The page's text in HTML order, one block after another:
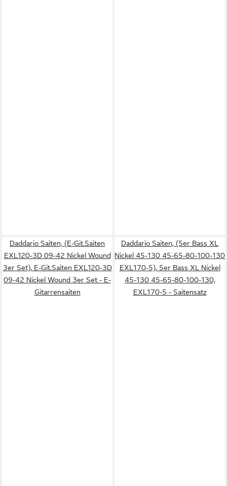
Daddario Saiten, (E-Git.Saiten
EXL120-3D 09-42 Nickel Wound
3er Set), E-Git.Saiten EXL120-3D
09-42 Nickel Wound 3er Set - E-
Gitarrensaiten
Daddario Saiten, (5er Bass XL
Nickel 45-130 45-65-80-100-130
EXL170-5), 5er Bass XL Nickel
45-130 45-65-80-100-130,
EXL170-5 - Saitensatz